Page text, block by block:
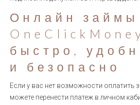
Онлайн займы
быстро,
и безопасно
Если у вас нет возможности оплатить
можете перенести платеж в личном